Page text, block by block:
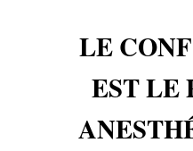
LE
EST LE